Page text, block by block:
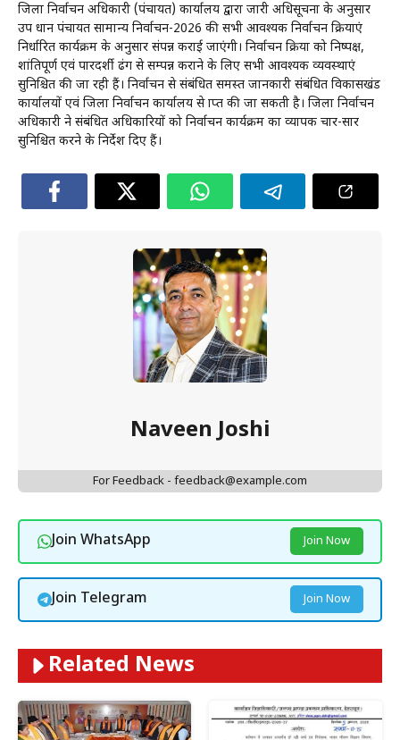
जिला निर्वाचन अधिकारी (पंचायत) कार्यालय द्वारा जारी अधिसूचना के अनुसार
उप प्रधान पंचायत सामान्य निर्वाचन-2026 की सभी आवश्यक निर्वाचन प्रक्रियाएं
निर्धारित कार्यक्रम के अनुसार संपन्न कराई जाएंगी। निर्वाचन प्रक्रिया को निष्पक्ष,
शांतिपूर्ण एवं पारदर्शी ढंग से सम्पन्न कराने के लिए सभी आवश्यक व्यवस्थाएं
सुनिश्चित की जा रही हैं। निर्वाचन से संबंधित समस्त जानकारी संबंधित विकासखंड
कार्यालयों एवं जिला निर्वाचन कार्यालय से प्राप्त की जा सकती है। जिला निर्वाचन
अधिकारी ने संबंधित अधिकारियों को निर्वाचन कार्यक्रम का व्यापक प्रचार-प्रसार
सुनिश्चित करने के निर्देश दिए हैं।
Naveen Joshi
For Feedback - feedback@example.com
Join WhatsApp Join Now
Join Telegram Join Now
Related News